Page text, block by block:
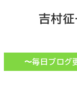
コ
吉村征
〜毎日ブログ